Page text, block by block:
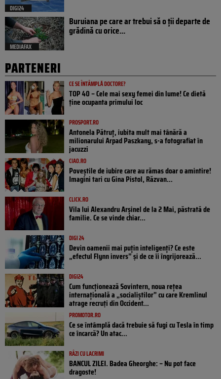
DIGI24
MEDIAFAX
Buruiana pe care ar trebui să o ții departe de
grădină cu orice...
PARTENERI
CE SE ÎNTÂMPLĂ DOCTORE?
TOP 40 – Cele mai sexy femei din lume! Ce dietă
ține ocupanta primului loc
PROSPORT.RO
Antonela Pătruț, iubita mult mai tânără a
milionarului Arpad Paszkany, s-a fotografiat în
jacuzzi
CIAO.RO
Poveştile de iubire care au rămas doar o amintire!
Imagini tari cu Gina Pistol, Răzvan...
CLICK.RO
Vila lui Alexandru Arșinel de la 2 Mai, păstrată de
familie. Ce se vinde chiar...
DIGI 24
Devin oamenii mai puțin inteligenți? Ce este
„efectul Flynn invers” și de ce îi îngrijorează...
DIGI24
Cum funcționează Sovintern, noua rețea
internațională a „socialiștilor” cu care Kremlinul
atrage recruți din Occident...
PROMOTOR.RO
Ce se întâmplă dacă trebuie să fugi cu Tesla în timp
ce încarcă? Un atac...
RÂZI CU LACRIMI
BANCUL ZILEI. Badea Gheorghe: – Nu pot face
dragoste!